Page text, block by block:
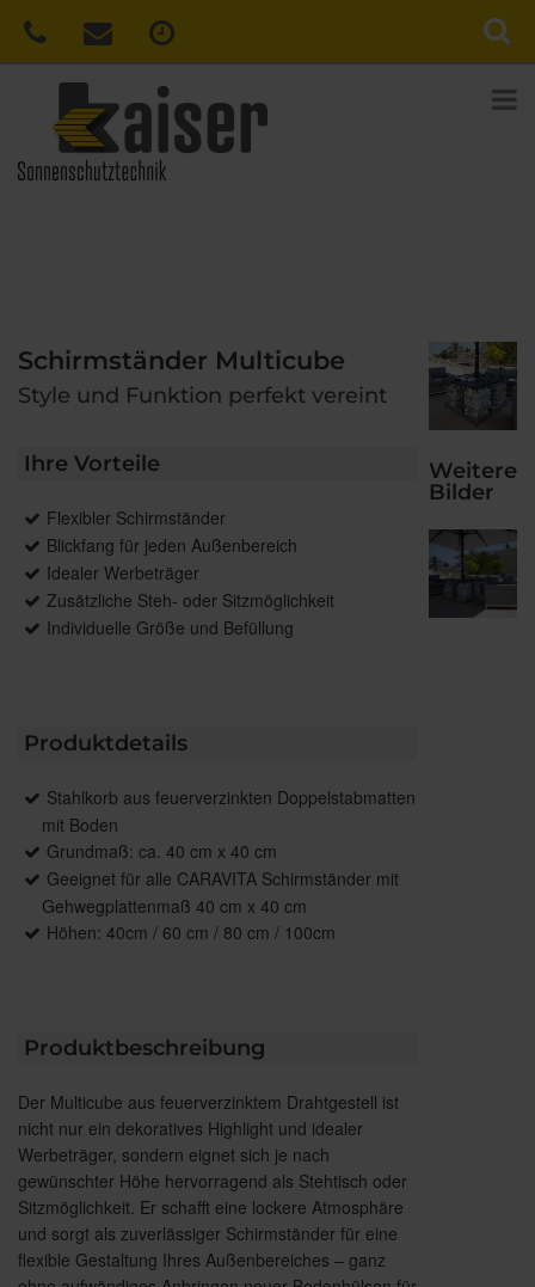
Schirmständer Multicube
Style und Funktion perfekt vereint
Ihre Vorteile
Flexibler Schirmständer
Blickfang für jeden Außenbereich
Idealer Werbeträger
Zusätzliche Steh- oder Sitzmöglichkeit
Individuelle Größe und Befüllung
Produktdetails
Stahlkorb aus feuerverzinkten Doppelstabmatten
mit Boden
Grundmaß: ca. 40 cm x 40 cm
Geeignet für alle CARAVITA Schirmständer mit
Gehwegplattenmaß 40 cm x 40 cm
Höhen: 40cm / 60 cm / 80 cm / 100cm
Produktbeschreibung
Der Multicube aus feuerverzinktem Drahtgestell ist
nicht nur ein dekoratives Highlight und idealer
Werbeträger, sondern eignet sich je nach
gewünschter Höhe hervorragend als Stehtisch oder
Sitzmöglichkeit. Er schafft eine lockere Atmosphäre
und sorgt als zuverlässiger Schirmständer für eine
flexible Gestaltung Ihres Außenbereiches – ganz
Weitere
Bilder